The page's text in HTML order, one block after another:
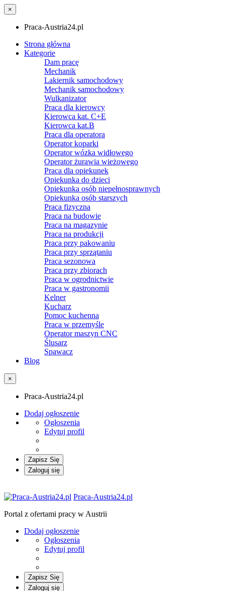
×
Praca-Austria24.pl
Strona główna
Kategorie
Dam pracę
Mechanik
Lakiernik samochodowy
Mechanik samochodowy
Wulkanizator
Praca dla kierowcy
Kierowca kat. C+E
Kierowca kat.B
Praca dla operatora
Operator koparki
Operator wózka widłowego
Operator żurawia wieżowego
Praca dla opiekunek
Opiekunka do dzieci
Opiekunka osób niepełnosprawnych
Opiekunka osób starszych
Praca fizyczna
Praca na budowie
Praca na magazynie
Praca na produkcji
Praca przy pakowaniu
Praca przy sprzątaniu
Praca sezonowa
Praca przy zbiorach
Praca w ogrodnictwie
Praca w gastronomii
Kelner
Kucharz
Pomoc kuchenna
Praca w przemyśle
Operator maszyn CNC
Ślusarz
Spawacz
Blog
×
Praca-Austria24.pl
Dodaj ogłoszenie
Ogłoszenia
Edytuj profil
Zapisz Się
Zaloguj się
Praca-Austria24.pl
Portal z ofertami pracy w Austrii
Dodaj ogłoszenie
Ogłoszenia
Edytuj profil
Zapisz Się
Zaloguj się